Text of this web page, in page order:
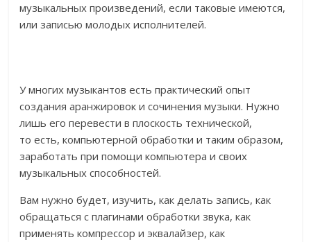
музыкальных произведений, если таковые имеются,
или записью молодых исполнителей.
У многих музыкантов есть практический опыт
создания аранжировок и сочинения музыки. Нужно
лишь его перевести в плоскость технической,
то есть, компьютерной обработки и таким образом,
заработать при помощи компьютера и своих
музыкальных способностей.
Вам нужно будет, изучить, как делать запись, как
обращаться с плагинами обработки звука, как
применять компрессор и эквалайзер, как